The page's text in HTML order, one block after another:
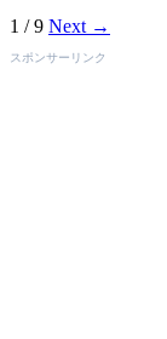
1 / 9 Next →
スポンサーリンク